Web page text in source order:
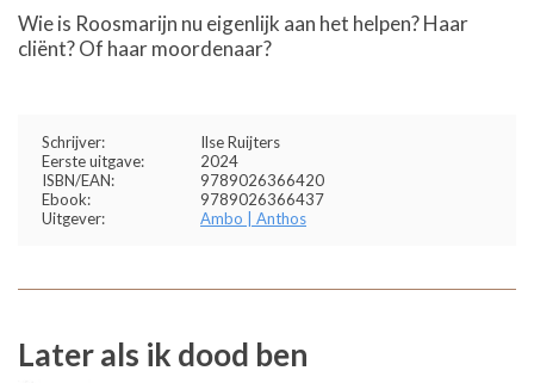
Wie is Roosmarijn nu eigenlijk aan het helpen? Haar
cliënt? Of haar moordenaar?
Schrijver:
Ilse Ruijters
Eerste uitgave:
2024
ISBN/EAN:
9789026366420
Ebook:
9789026366437
Uitgever:
Ambo | Anthos
Later als ik dood ben